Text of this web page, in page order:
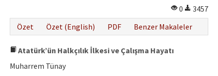
0
3457
Özet
Özet (English) PDF Benzer Makaleler
Atatürk’ün Halkçılık İlkesi ve Çalışma Hayatı
Muharrem Tünay